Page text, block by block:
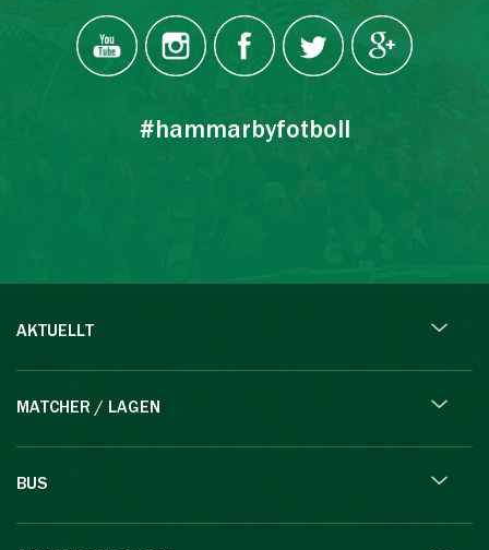
#hammarbyfotboll
AKTUELLT
MATCHER / LAGEN
BUS